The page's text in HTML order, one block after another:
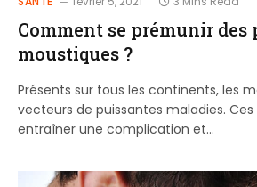
Comment se prémunir des
moustiques ?
Présents sur tous les continents, les
vecteurs de puissantes maladies.
entraîner une complication et…